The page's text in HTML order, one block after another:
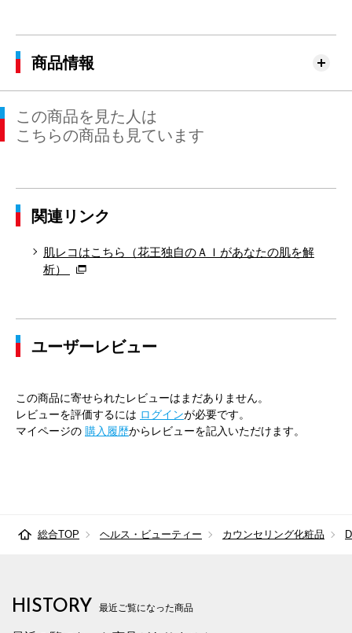
商品情報
この商品を見た人は
こちらの商品も見ています
関連リンク
肌レコはこちら（花王独自のＡＩがあなたの肌を解
析）
ユーザーレビュー
この商品に寄せられたレビューはまだありません。
レビューを評価するには ログインが必要です。
マイページの 購入履歴からレビューを記入いただけます。
総合TOP ヘルス・ビューティー カウンセリング化粧品
HISTORY 最近ご覧になった商品